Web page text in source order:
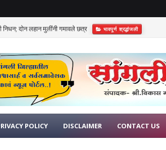
दोन लहान मुलींनी गमावले छत्र भावपूर्ण श्रद्धांजली
POLICY DISCLAIMER CONTACT US